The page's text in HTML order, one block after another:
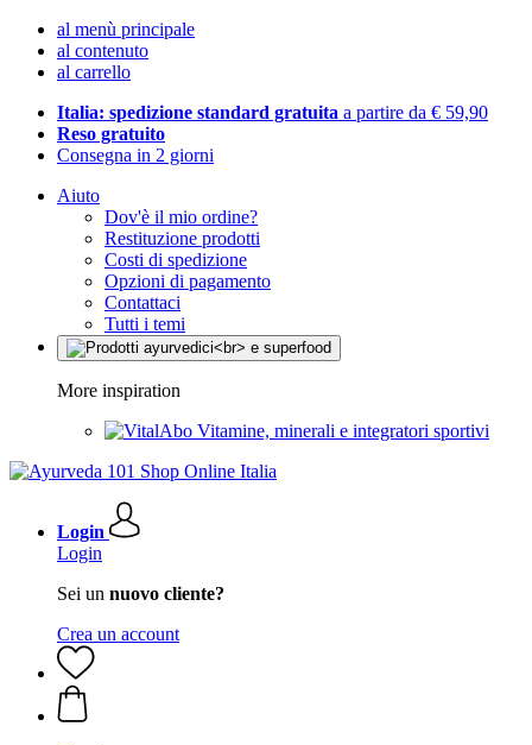
al menù principale
al contenuto
al carrello
Italia: spedizione standard gratuita a partire da € 59,90
Reso gratuito
Consegna in 2 giorni
Aiuto
Dov'è il mio ordine?
Restituzione prodotti
Costi di spedizione
Opzioni di pagamento
Contattaci
Tutti i temi
More inspiration
Vitamine, minerali e integratori sportivi
Login
Login
Sei un nuovo cliente?
Crea un account